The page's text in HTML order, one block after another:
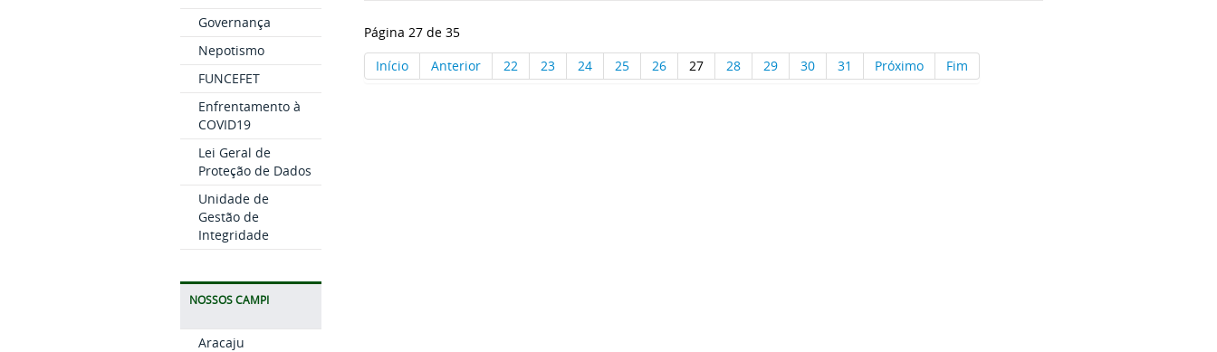
Governança
Nepotismo
FUNCEFET
Enfrentamento à
COVID19
Lei Geral de
Proteção de Dados
Unidade de
Gestão de
Integridade
NOSSOS CAMPI
Aracaju
Página 27 de 35
Início
Anterior 22 23 24 25 26 27 28 29 30 31 Próximo Fim